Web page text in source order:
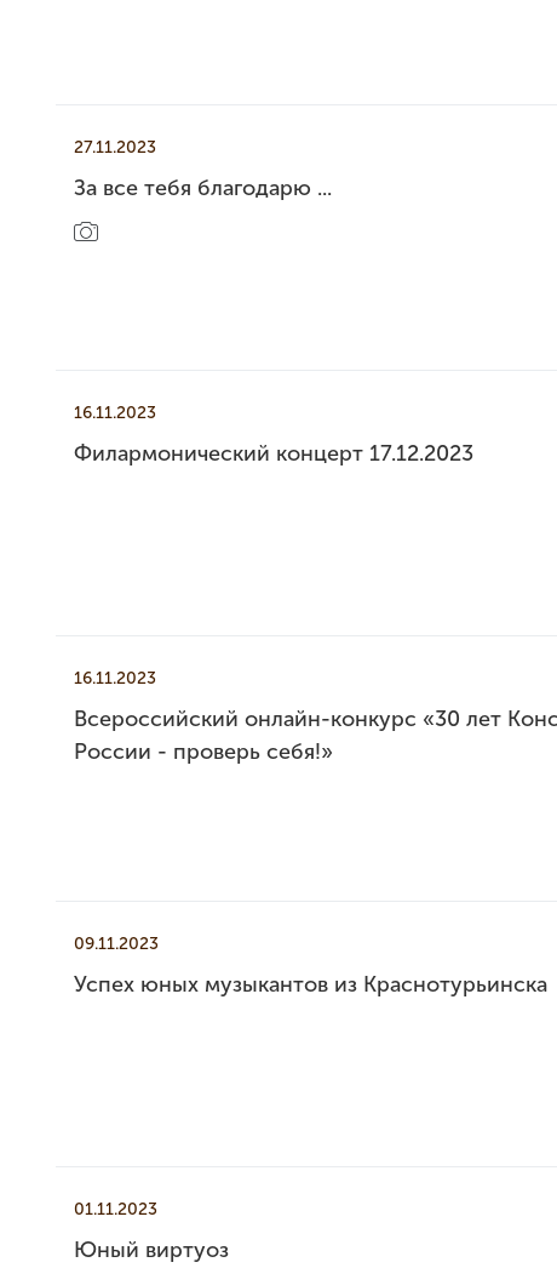
27.11.2023
За все тебя благодарю ...
16.11.2023
Филармонический концерт 17.12.2023
16.11.2023
Всероссийский онлайн-конкурс «30 лет
России - проверь себя!»
09.11.2023
Успех юных музыкантов из Краснотурьинска
01.11.2023
Юный виртуоз